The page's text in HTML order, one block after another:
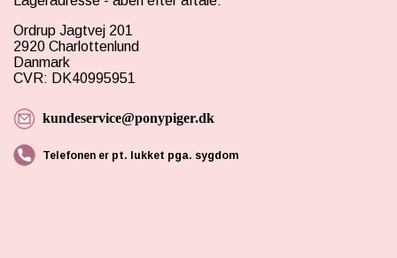
Ordrup Jagtvej 201
2920 Charlottenlund
Danmark
CVR: DK40995951
kundeservice@ponypiger.dk
Telefonen er pt. lukket pga. sygdom